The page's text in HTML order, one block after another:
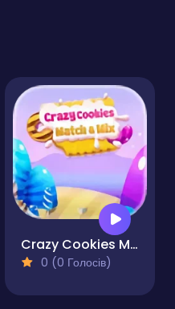
Crazy Cookies Match & Mix
0 (0 Голосів)